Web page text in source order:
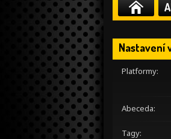
Nastavení
Platformy:
Abeceda:
Tagy: